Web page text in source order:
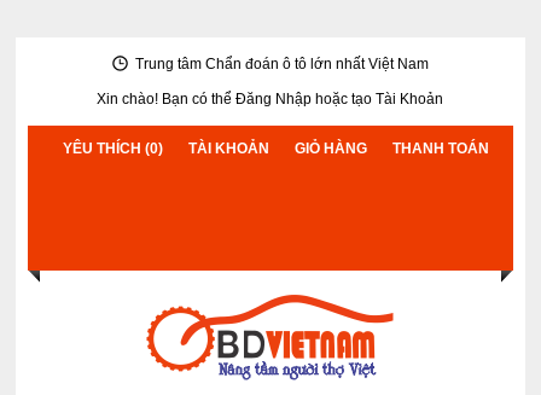
Trung tâm Chẩn đoán ô tô lớn nhất Việt Nam
Xin chào! Bạn có thểĐăng Nhập hoặctạo Tài Khoản
YÊU THÍCH (0) TÀI KHOẢN GIỎ HÀNG THANH TOÁN